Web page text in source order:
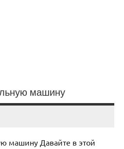
машину
машину Давайте в этой